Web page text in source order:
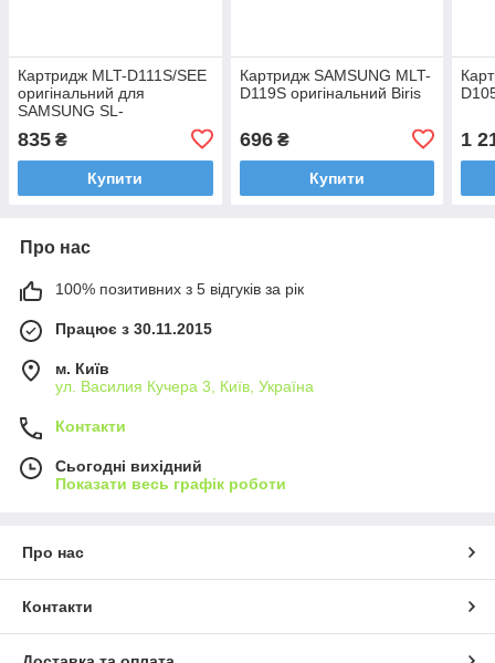
Картридж MLT-D111S/SEE
оригінальний для
SAMSUNG SL-
M2020/2020W/2070/2070W/2070FW
без чипа Biris
835 ₴
Купити
Картридж SAMSUNG MLT-
D119S оригінальний Biris
696₴
Купити
1
Про нас
100% позитивних з 5 відгуків за рік
Працює з 30.11.2015
м. Київ
ул. Василия Кучера 3, Київ, Україна
Контакти
Сьогодні вихідний
Показати весь графік роботи
Про нас
Контакти